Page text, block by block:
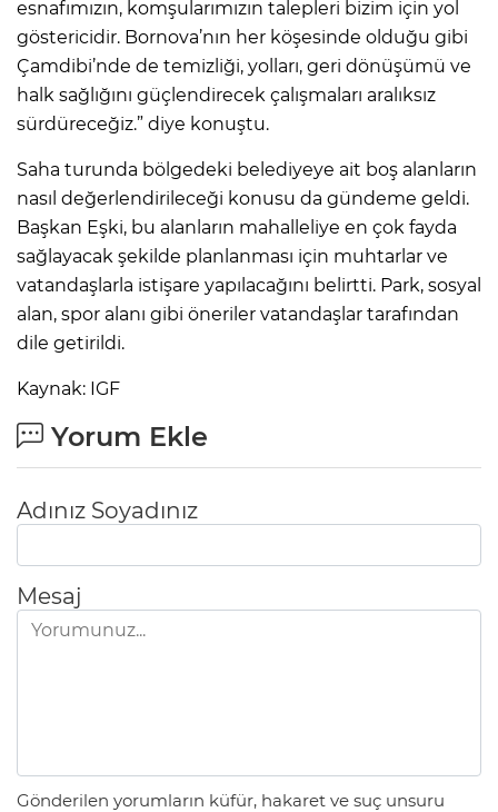
esnafımızın, komşularımızın talepleri bizim için yol
göstericidir. Bornova’nın her köşesinde olduğu gibi
Çamdibi’nde de temizliği, yolları, geri dönüşümü ve
halk sağlığını güçlendirecek çalışmaları aralıksız
sürdüreceğiz.” diye konuştu.
Saha turunda bölgedeki belediyeye ait boş alanların
nasıl değerlendirileceği konusu da gündeme geldi.
Başkan Eşki, bu alanların mahalleliye en çok fayda
sağlayacak şekilde planlanması için muhtarlar ve
vatandaşlarla istişare yapılacağını belirtti. Park, sosyal
alan, spor alanı gibi öneriler vatandaşlar tarafından
dile getirildi.
Kaynak: IGF
Yorum Ekle
Adınız Soyadınız
Mesaj
Gönderilen yorumların küfür, hakaret ve suç unsuru